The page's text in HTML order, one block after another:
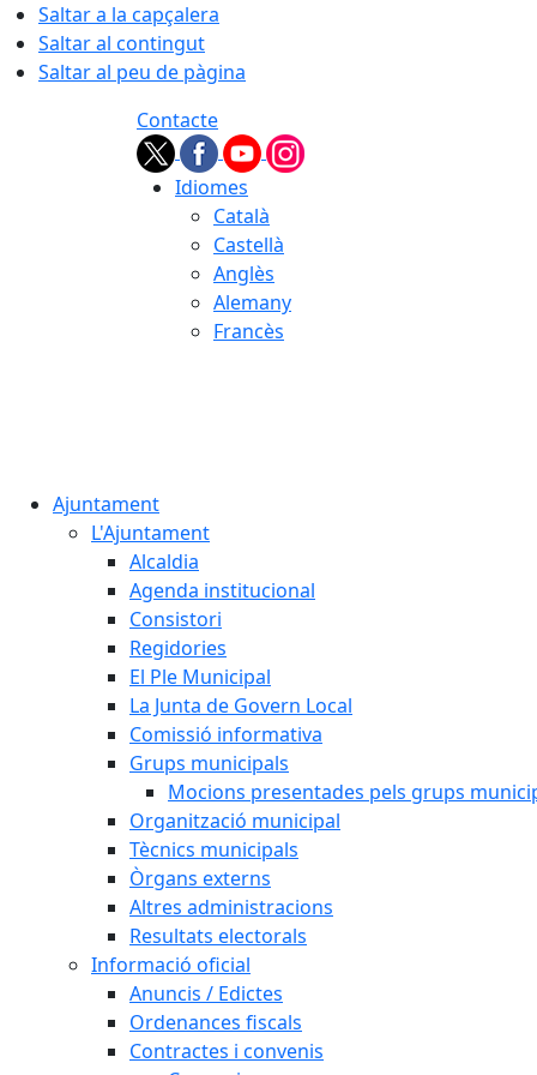
Saltar a la capçalera
Saltar al contingut
Saltar al peu de pàgina
Contacte
Idiomes
Català
Castellà
Anglès
Alemany
Francès
Ajuntament
L'Ajuntament
Alcaldia
Agenda institucional
Consistori
Regidories
El Ple Municipal
La Junta de Govern Local
Comissió informativa
Grups municipals
Mocions presentades pels grups
Organització municipal
Tècnics municipals
Òrgans externs
Altres administracions
Resultats electorals
Informació oficial
Anuncis / Edictes
Ordenances fiscals
Contractes i convenis